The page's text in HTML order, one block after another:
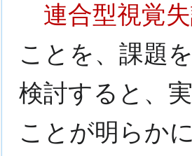
連合型視覚
ことを、課題
検討すると、
ことが明らか